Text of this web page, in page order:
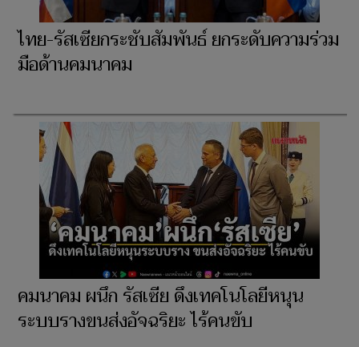
ไทย-รัสเซียกระชับสัมพันธ์ ยกระดับความร่วม
มือด้านคมนาคม
คมนาคม ผนึก รัสเซีย ดึงเทคโนโลยีหนุน
ระบบรางขนส่งอัจฉริยะ ไร้คนขับ